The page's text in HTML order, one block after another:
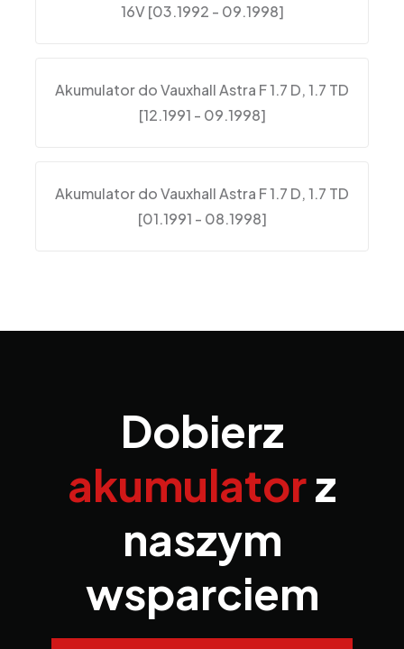
16V [03.1992 - 09.1998]
Akumulator do Vauxhall Astra F 1.7 D, 1.7 TD
[12.1991 - 09.1998]
Akumulator do Vauxhall Astra F 1.7 D, 1.7 TD
[01.1991 - 08.1998]
Dobierz
akumulatorz
naszym
wsparciem